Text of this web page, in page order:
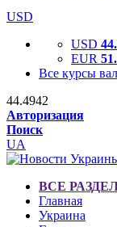
USD
USD
EUR
Все курсы
44.4942
Авторизация
Поиск
UA
ВСЕ
Главная
Украина